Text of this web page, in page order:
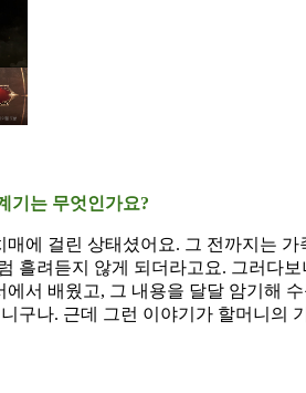
기는 무엇인가요?
에 걸린 상태셨어요. 그 전까지는
흘려듣지 않게 되더라고요. 그러다
서 배웠고, 그 내용을 달달 암기해
구나. 근데 그런 이야기가 할머니